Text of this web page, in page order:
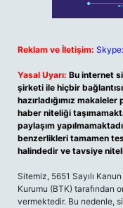
Reklam ve İletişim:
Yasal Uyarı: Bu internet
şirketi ile hiçbir
hazırladığımız
haber niteliği
paylaşım
benzerlikleri tamamen
halindedir ve tavsiye
Sitemiz, 5651 Sayılı
Kurumu (BTK) tarafından
vermektedir. Bu nedenle,